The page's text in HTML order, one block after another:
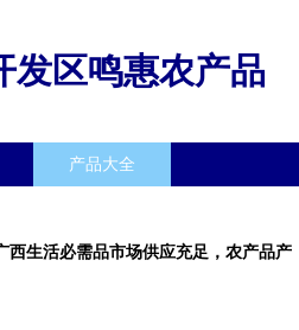
发区鸣惠农产品
产品大全
西生活必需品市场供应充足，农产品产